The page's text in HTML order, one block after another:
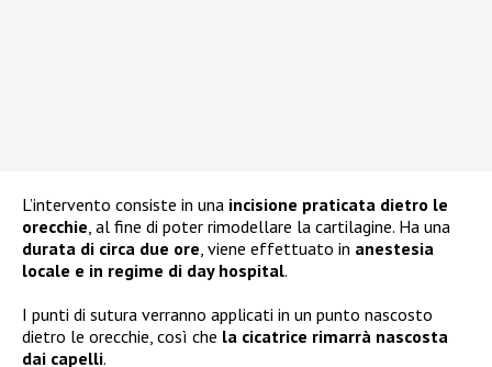
L’intervento consiste in una incisione praticata dietro le
orecchie, al fine di poter rimodellare la cartilagine. Ha una
durata di circa due ore, viene effettuato in anestesia
locale e in regime di day hospital.
I punti di sutura verranno applicati in un punto nascosto
dietro le orecchie, così che la cicatrice rimarrà nascosta
dai capelli.